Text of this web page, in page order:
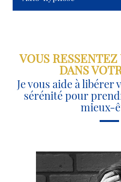
VOUS
DANS
Je vous aide à
sérénité pour
mieux-